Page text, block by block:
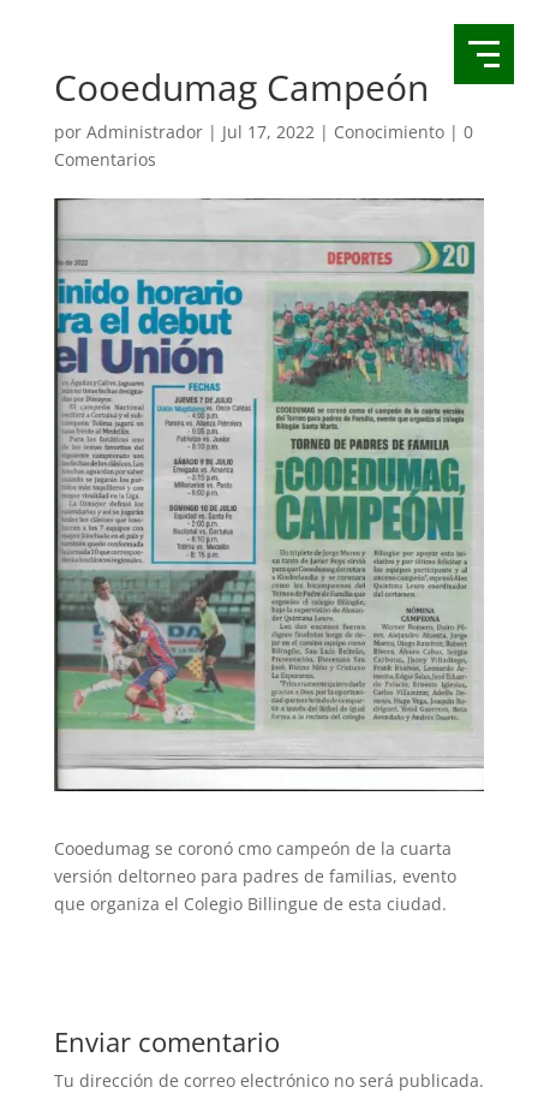
Cooedumag Campeón
por Administrador| Jul 17, 2022| Conocimiento| 0
Comentarios
Cooedumag se coronó cmo campeón de la cuarta
versión deltorneo para padres de familias, evento
que organiza el Colegio Billingue de esta ciudad.
Enviar comentario
Tu dirección de correo electrónico no será publicada.